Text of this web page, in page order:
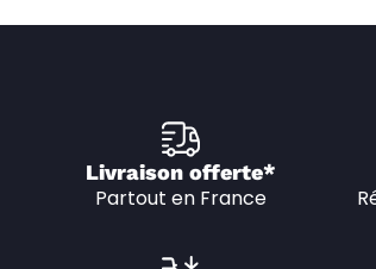
Livraison offerte*
Partout en France